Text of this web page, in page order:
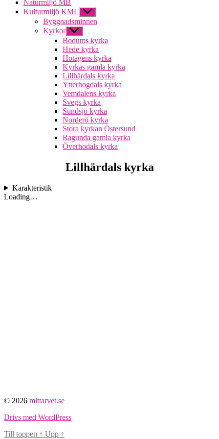
Naturmiljö MB
Kulturmiljö KML Visa
undermeny
Byggnadsminnen
Kyrkor Visa
undermeny
Bodums kyrka
Hede kyrka
Hotagens kyrka
Kyrkås gamla kyrka
Lillhärdals kyrka
Ytterhogdals kyrka
Vemdalens kyrka
Svegs kyrka
Sundsjö kyrka
Norderö kyrka
Stora kyrkan Östersund
Ragunda gamla kyrka
Överhodals kyrka
Lillhärdals kyrka
Karakteristik
Loading…
© 2026 mittarvet.se
Drivs med WordPress
Till toppen ↑ Upp ↑